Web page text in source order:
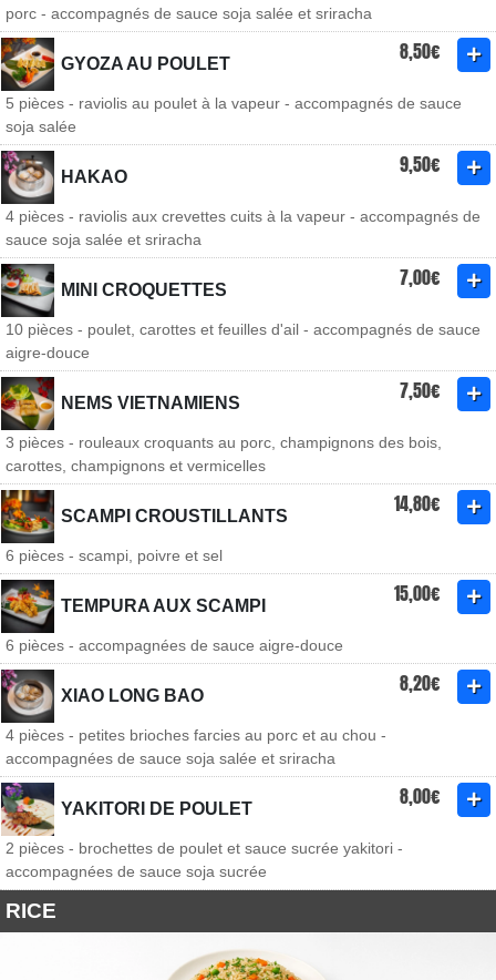
porc - accompagnés de sauce soja salée et sriracha
GYOZA AU POULET 8,50€
5 pièces - raviolis au poulet à la vapeur - accompagnés de sauce
soja salée
HAKAO 9,50€
4 pièces - raviolis aux crevettes cuits à la vapeur - accompagnés de
sauce soja salée et sriracha
MINI CROQUETTES 7,00€
10 pièces - poulet, carottes et feuilles d'ail - accompagnés de sauce
aigre-douce
NEMS VIETNAMIENS 7,50€
3 pièces - rouleaux croquants au porc, champignons des bois,
carottes, champignons et vermicelles
SCAMPI CROUSTILLANTS 14,80€
6 pièces - scampi, poivre et sel
TEMPURA AUX SCAMPI 15,00€
6 pièces - accompagnées de sauce aigre-douce
XIAO LONG BAO 8,20€
4 pièces - petites brioches farcies au porc et au chou -
accompagnées de sauce soja salée et sriracha
YAKITORI DE POULET 8,00€
2 pièces - brochettes de poulet et sauce sucrée yakitori -
accompagnées de sauce soja sucrée
RICE